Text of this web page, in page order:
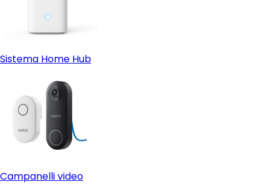
Sistema Home Hub
Campanelli video